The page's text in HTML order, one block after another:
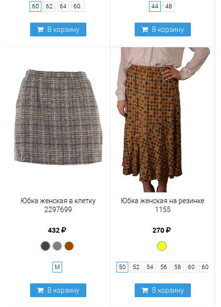
60 62 64 60.
В корзину
44 48
В корзину
Юбка женская в клетку
2297699
432
M
В корзину
Юбка женская на резинке
1155
270
50 52 54 56 58 60 60.
В корзину